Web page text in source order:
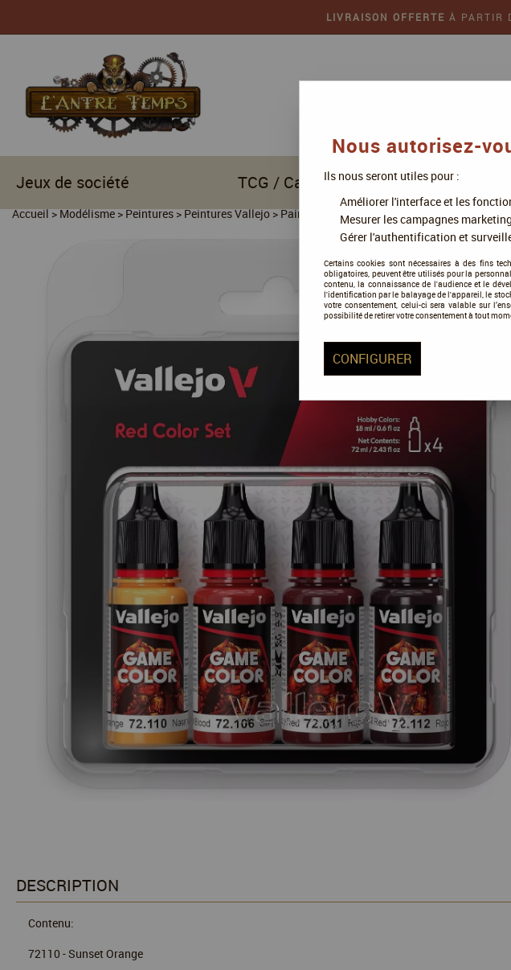
LIVRAISON OFFERTE À PARTIR
Jeux de société TCG / Cartes à collectionner
Accueil>Modélisme>Peintures>Peintures Vallejo>Paint set Vallejo Game Color Set 72377 Red
DESCRIPTION
Contenu:
72110 - Sunset Orange
Nous autorisez-
Ils nous seront utiles pour :
Améliorer l'interface et les
Mesurer les campagnes
Gérer l'authentification et
Certains cookies sont nécessaires à des fins
obligatoires, peuvent être utilisés pour la
contenu, la connaissance de l'audience et le
l'identification par le balayage de l'appareil, le
votre consentement, celui-ci sera valable sur
possibilité de retirer votre consentement à tout
CONFIGURER